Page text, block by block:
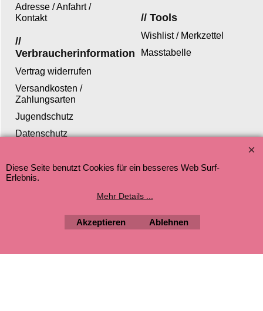
Adresse / Anfahrt /
Kontakt
// Tools
Wishlist / Merkzettel
Masstabelle
//
Verbraucherinformation
Vertrag widerrufen
Versandkosten /
Zahlungsarten
Jugendschutz
Datenschutz
WebShop erstellt mit ShopFactory Shop Software.
Diese Seite benutzt Cookies für ein besseres Web Surf-
Erlebnis.
Mehr Details ...
Akzeptieren Ablehnen